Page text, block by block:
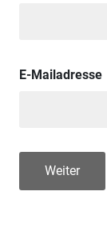
E-Mailadresse
Weiter